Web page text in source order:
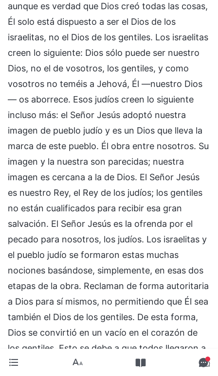
aunque es verdad que Dios creó todas las cosas,
Él solo está dispuesto a ser el Dios de los
israelitas, no el Dios de los gentiles. Los israelitas
creen lo siguiente: Dios sólo puede ser nuestro
Dios, no el de vosotros, los gentiles, y como
vosotros no teméis a Jehová, Él —nuestro Dios
— os aborrece. Esos judíos creen lo siguiente
incluso más: el Señor Jesús adoptó nuestra
imagen de pueblo judío y es un Dios que lleva la
marca de este pueblo. Él obra entre nosotros. Su
imagen y la nuestra son parecidas; nuestra
imagen es cercana a la de Dios. El Señor Jesús
es nuestro Rey, el Rey de los judíos; los gentiles
no están cualificados para recibir esa gran
salvación. El Señor Jesús es la ofrenda por el
pecado para nosotros, los judíos. Los israelitas y
el pueblo judío se formaron estas muchas
nociones basándose, simplemente, en esas dos
etapas de la obra. Reclaman de forma autoritaria
a Dios para sí mismos, no permitiendo que Él sea
también el Dios de los gentiles. De esta forma,
Dios se convirtió en un vacío en el corazón de
los gentiles. Esto se debe a que todos llegaron a
creer que Él no quiere ser el Dios de los gentiles